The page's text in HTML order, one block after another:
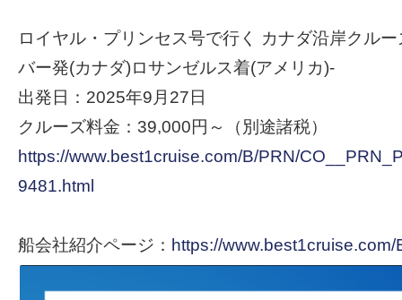
ロイヤル・プリンセス号で行く カナダ沿岸クル
バー発(カナダ)ロサンゼルス着(アメリカ)-
出発日：2025年9月27日
クルーズ料金：39,000円～（別途諸税）
https://www.best1cruise.com/B/PRN/
9481.html
船会社紹介ページ： https://www.best1cruise.com/